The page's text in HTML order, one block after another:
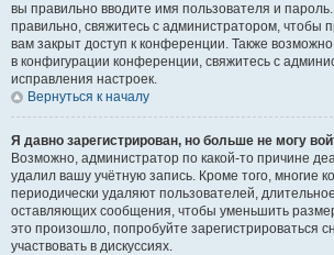
вы правильно вводите имя пользователя и
правильно, свяжитесь с администратором, чтобы
вам закрыт доступ к конференции. Также
в конфигурации конференции, свяжитесь с
исправления настроек.
Вернуться к началу
Я давно зарегистрирован, но больше не могу
Возможно, администратор по какой-то причине
удалил вашу учётную запись. Кроме того, многие
периодически удаляют пользователей,
оставляющих сообщения, чтобы уменьшить
это произошло, попробуйте зарегистрироваться
участвовать в дискуссиях.